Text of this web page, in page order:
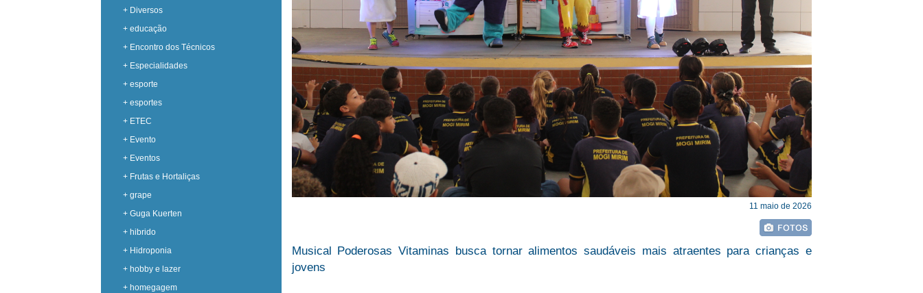
+ Diversos
+ educação
+ Encontro dos Técnicos
+ Especialidades
+ esporte
+ esportes
+ ETEC
+ Evento
+ Eventos
+ Frutas e Hortaliças
+ grape
+ Guga Kuerten
+ hibrido
+ Hidroponia
+ hobby e lazer
+ homegagem
11 maio de 2026
Musical Poderosas Vitaminas busca tornar alimentos saudáveis mais atraentes para crianças e
jovens